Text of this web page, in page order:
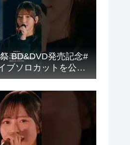
BD&DVD発売記念#
ブソロカットを公開
#